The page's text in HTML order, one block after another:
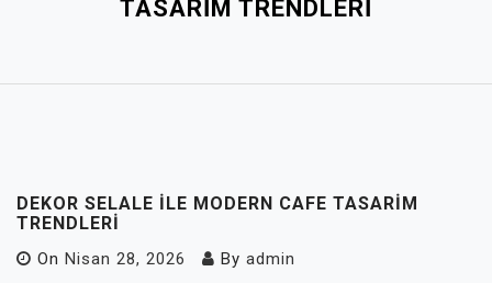
TASARIM TRENDLERI
DEKOR SELALE İLE MODERN CAFE TASARIM
TRENDLERI
On Nisan 28, 2026 By admin